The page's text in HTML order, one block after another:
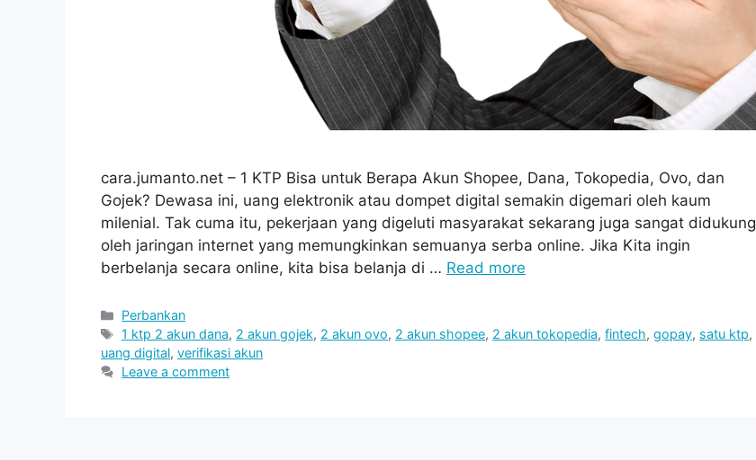
cara.jumanto.net – 1 KTP Bisa untuk Berapa Akun Shopee, Dana, Tokopedia, Ovo, dan
Gojek? Dewasa ini, uang elektronik atau dompet digital semakin digemari oleh kaum
milenial. Tak cuma itu, pekerjaan yang digeluti masyarakat sekarang juga sangat didukung
oleh jaringan internet yang memungkinkan semuanya serba online. Jika Kita ingin
berbelanja secara online, kita bisa belanja di … Read more
Categories
Perbankan
Tags
1 ktp 2 akun dana, 2 akun gojek, 2 akun ovo, 2 akun shopee, 2 akun tokopedia,fintech,gopay, satu ktp,
uang digital, verifikasi akun
Leave a comment